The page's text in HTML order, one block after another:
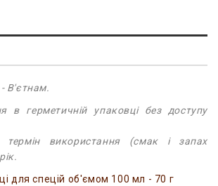
В'єтнам.
в герметичній упаковці без доступу
термін використання (смак і запах
для спецій об'ємом 100 мл - 70 г